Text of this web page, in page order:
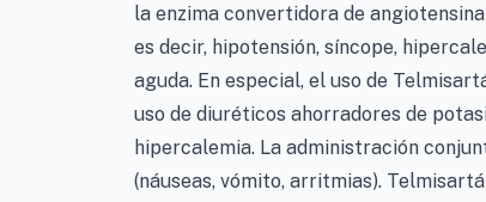
la enzima convertidora de
es decir, hipotensión, síncope,
aguda. En especial, el uso de
uso de diuréticos ahorradores de
hipercalemia. La administración
(náuseas, vómito, arritmias).